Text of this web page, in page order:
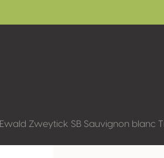
Ewald Zweytick SB Sauvignon blanc